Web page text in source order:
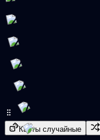
Карты случайные